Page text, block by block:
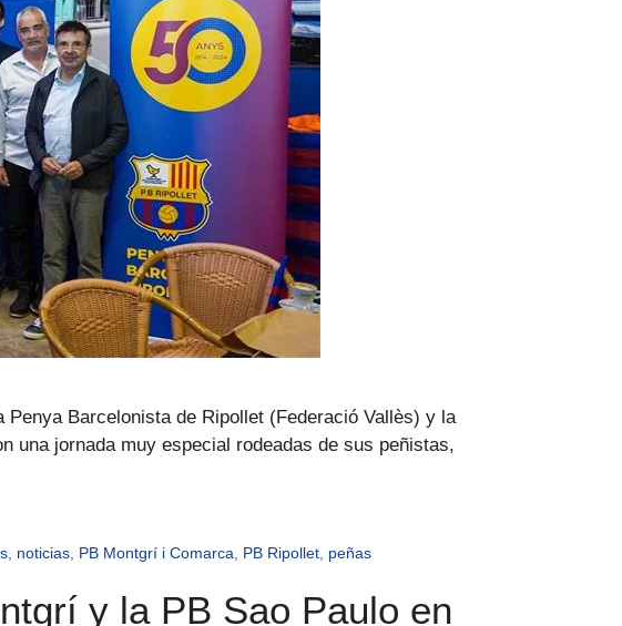
Barcelonista de Ripollet (Federació Vallès) y la
una jornada muy especial rodeadas de sus peñistas,
noticias PB Montgrí i Comarca PB Ripollet peñas
y la PB Sao Paulo en